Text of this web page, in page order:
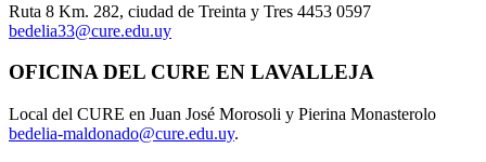
Ruta 8 Km. 282, ciudad de Treinta y Tres 4453 0597
bedelia33@cure.edu.uy
OFICINA DEL CURE EN LAVALLEJA
Local del CURE en Juan José Morosoli y Pierina Monasterolo
bedelia-maldonado@cure.edu.uy.